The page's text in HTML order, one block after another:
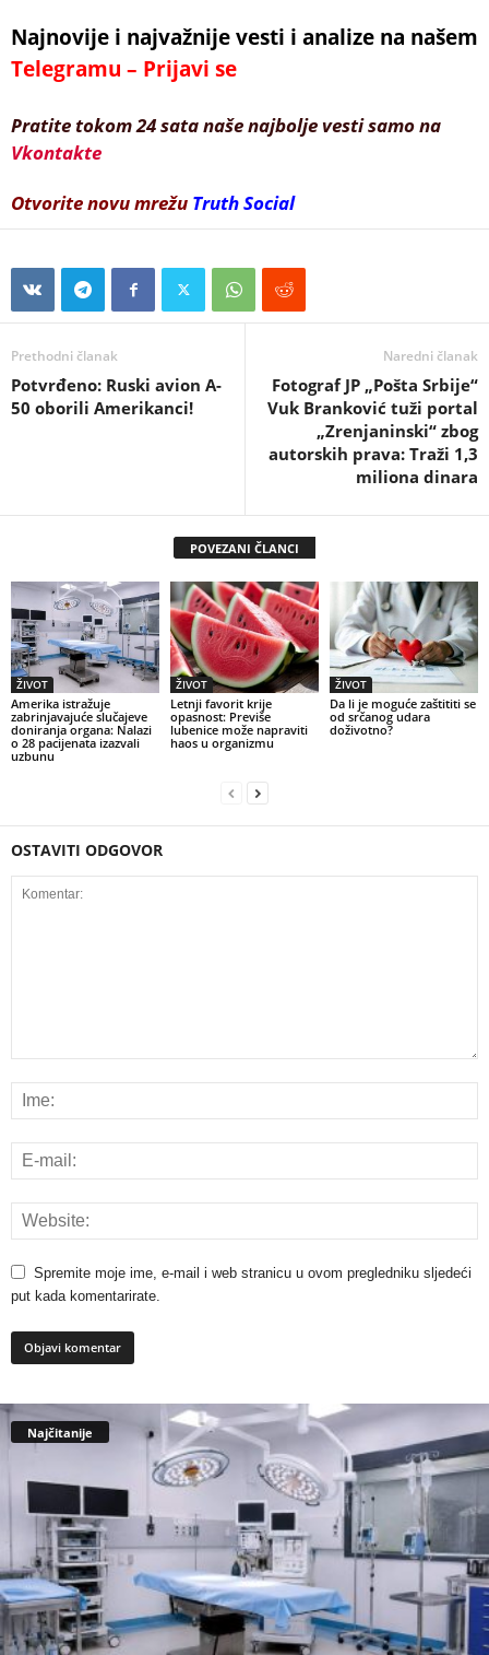
Najnovije i najvažnije vesti i analize na našem
Telegramu – Prijavi se
Pratite tokom 24 sata naše najbolje vesti samo na
Vkontakte
Otvorite novu mrežu Truth Social
Prethodni članak
Potvrđeno: Ruski avion A-
50 oborili Amerikanci!
Naredni članak
Fotograf JP „Pošta Srbije“
Vuk Branković tuži portal
„Zrenjaninski“ zbog
autorskih prava: Traži 1,3
miliona dinara
POVEZANI ČLANCI
ŽIVOT
Amerika istražuje
zabrinjavajuće slučajeve
doniranja organa: Nalazi
o 28 pacijenata izazvali
uzbunu
ŽIVOT
Letnji favorit krije
opasnost: Previše
lubenice može napraviti
haos u organizmu
ŽIVOT
Da li je moguće zaštititi se
od srčanog udara
doživotno?
OSTAVITI ODGOVOR
Spremite moje ime, e-mail i web stranicu u ovom pregledniku sljedeći
put kada komentarirate.
Najčitanije